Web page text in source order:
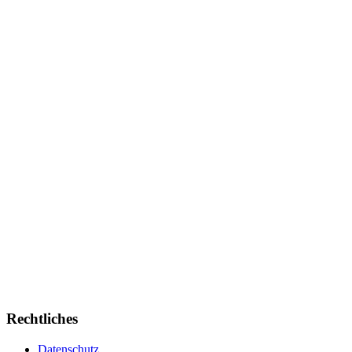
Rechtliches
Datenschutz